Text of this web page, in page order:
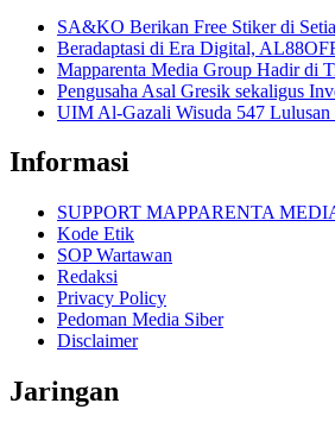
SA&KO Berikan Free Stiker di
Beradaptasi di Era Digital,
Mapparenta Media Group Hadir di
Pengusaha Asal Gresik sekaligus
UIM Al-Gazali Wisuda 547 Lulusan
Informasi
SUPPORT MAPPARENTA
Kode Etik
SOP Wartawan
Redaksi
Privacy Policy
Pedoman Media Siber
Disclaimer
Jaringan